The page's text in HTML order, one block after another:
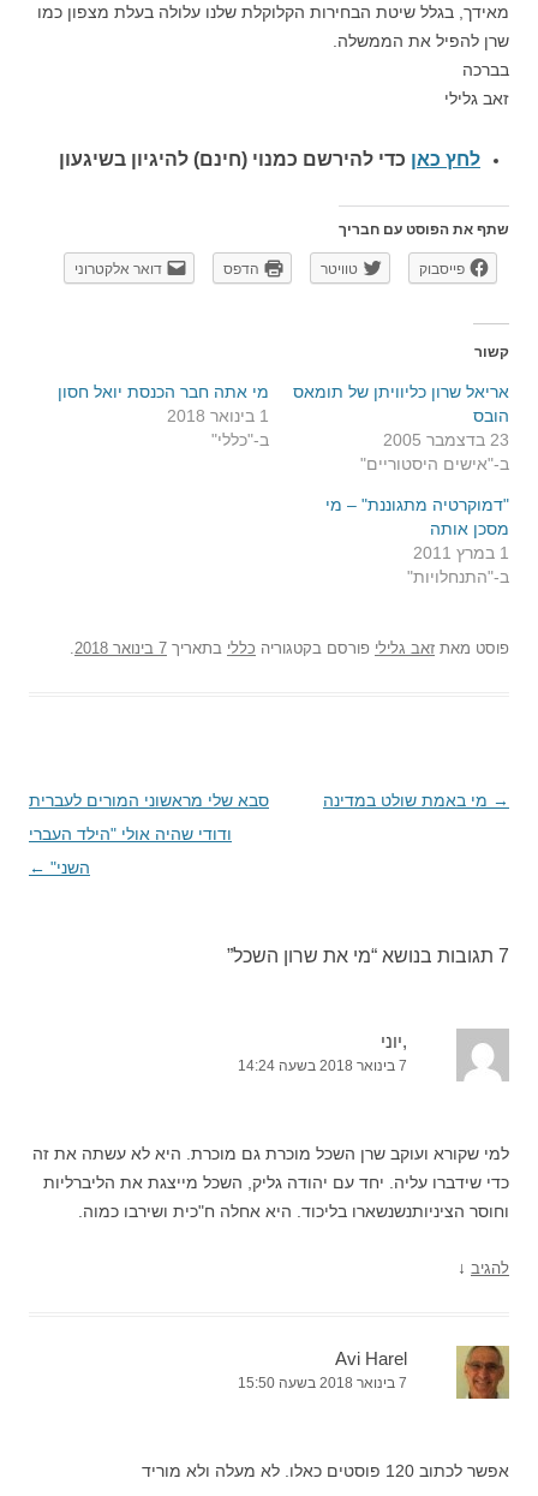
מאידך, בגלל שיטת הבחירות הקלוקלת שלנו עלולה בעלת מצפון כמו
שרן להפיל את הממשלה.
בברכה
זאב גלילי
לחץ כאן כדי להירשם כמנוי (חינם) להיגיון בשיגעון
שתף את הפוסט עם חבריך
פייסבוק טוויטר הדפס דואר אלקטרוני
קשור
אריאל שרון כליוויתן של תומאס
הובס
23 בדצמבר 2005
ב-"אישים היסטוריים"
מי אתה חבר הכנסת יואל חסון
1 בינואר 2018
ב-"כללי"
"דמוקרטיה מתגוננת" – מי
מסכן אותה
1 במרץ 2011
ב-"התנחלויות"
פוסט מאת זאב גלילי פורסם בקטגוריה כללי בתאריך 7 בינואר 2018
ניווט
→ מי באמת שולט במדינה
סבא שלי מראשוני המורים לעברית
ודודי שהיה אולי "הילד העברי
השני" ←
7 תגובות בנושא “ מי את שרון השכל”
,יוני
7 בינואר 2018 בשעה 14:24
למי שקורא ועוקב שרן השכל מוכרת גם מוכרת. היא לא עשתה את זה
כדי שידברו עליה. יחד עם יהודה גליק, השכל מייצגת את הליברליות
וחוסר הציניותנשנשארו בליכוד. היא אחלה ח"כית ושירבו כמוה.
להגיב ↓
Avi Harel
7 בינואר 2018 בשעה 15:50
אפשר לכתוב 120 פוסטים כאלו. לא מעלה ולא מוריד